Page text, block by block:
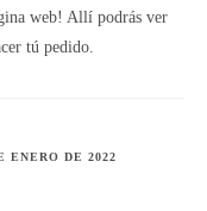
web! Allí podrás ver
tú pedido.
ENERO DE 2022